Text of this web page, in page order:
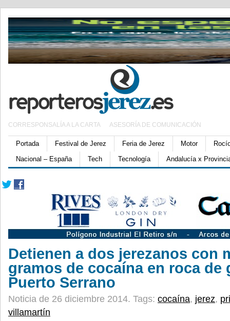
CORRESPONSALÍA A LA CARTA ASESORÍA DE COMUNICACIÓN
Portada Festival de Jerez Feria de Jerez Motor
Nacional – España
Tech Tecnología Andalucía x
Detienen a dos jerezanos con
gramos de cocaína en roca de
Puerto Serrano
Noticia de 26 diciembre 2014. Tags: cocaína, jerez,
villamartín